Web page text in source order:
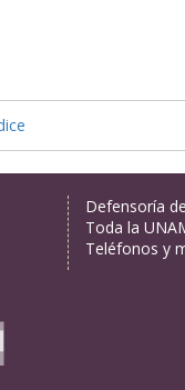
Defensoría
Toda la
Teléfonos y